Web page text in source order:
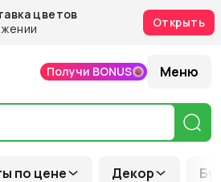
цветов
Открыть
по цене Декор
Получи BONUS Меню